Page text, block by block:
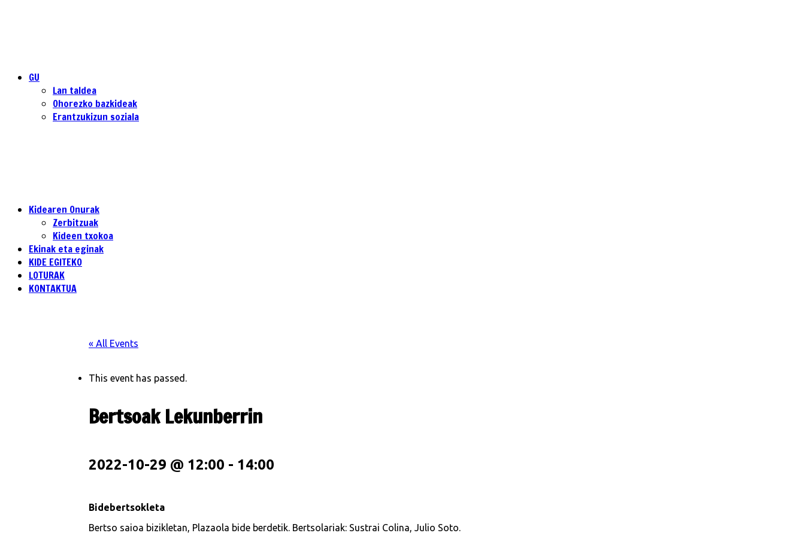
GU
Lan taldea
Ohorezko bazkideak
Erantzukizun soziala
Kidearen Onurak
Zerbitzuak
Kideen txokoa
Ekinak eta eginak
KIDE EGITEKO
LOTURAK
KONTAKTUA
« All Events
This event has passed.
Bertsoak Lekunberrin
2022-10-29 @ 12:00 - 14:00
Bidebertsokleta
Bertso saioa bizikletan, Plazaola bide berdetik. Bertsolariak: Sustrai Colina, Julio Soto.